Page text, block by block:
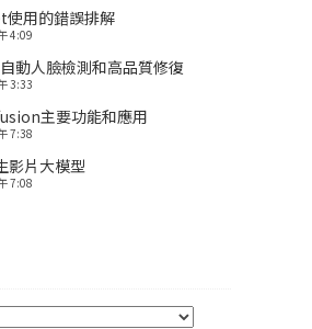
用的錯誤排解
4:09
動人臉檢測和高品質修復
3:33
主要功能和應用
7:38
影片大模型
7:08